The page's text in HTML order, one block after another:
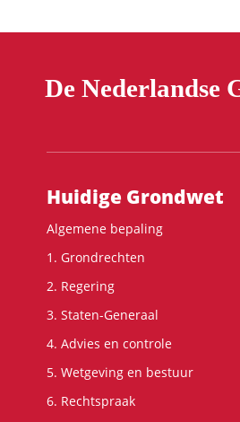
De Nederlandse
Hoofdnavigatie
Huidige Grondwet
Algemene bepaling
1. Grondrechten
2. Regering
3. Staten-Generaal
4. Advies en controle
5. Wetgeving en bestuur
6. Rechtspraak